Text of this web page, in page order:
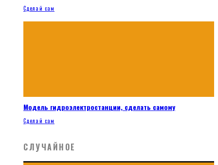
Сделай сам
Модель гидроэлектростанции, сделать самому
Сделай сам
СЛУЧАЙНОЕ